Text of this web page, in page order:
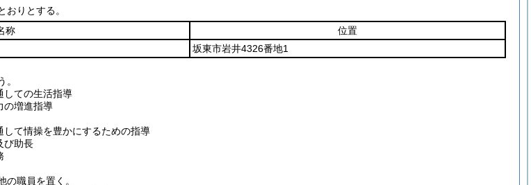
おりとする。
称
位置
坂東市岩井4326番地1
しての生活指導
の増進指導
て情操を豊かにするための指導
び助長
の職員を置く。